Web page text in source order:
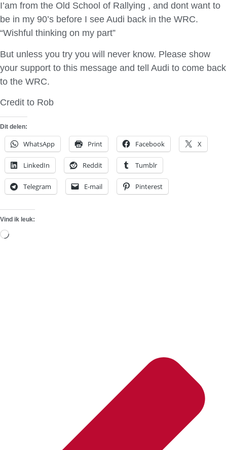
I’am from the Old School of Rallying , and dont want to
be in my 90’s before I see Audi back in the WRC.
“Wishful thinking on my part”
But unless you try you will never know. Please show
your support to this message and tell Audi to come back
to the WRC.
Credit to Rob
Dit delen:
WhatsApp Print Facebook X
LinkedIn Reddit Tumblr
Telegram E-mail Pinterest
Vind ik leuk:
Aan